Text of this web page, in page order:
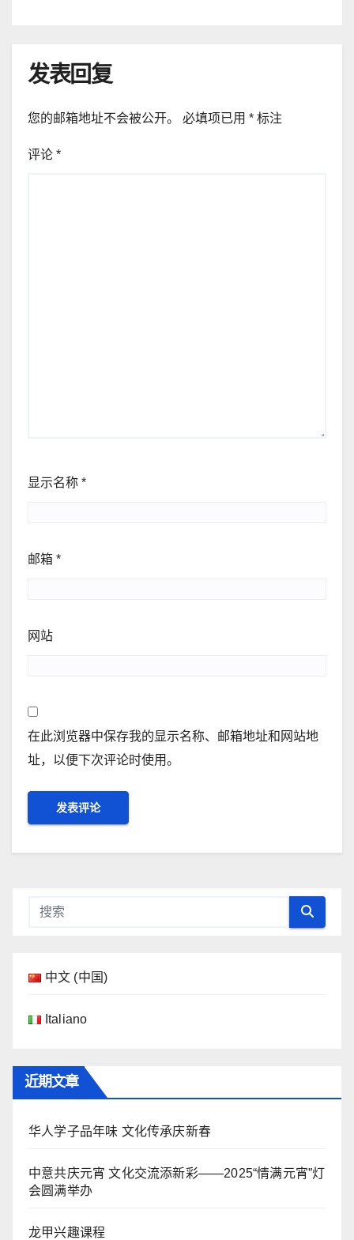
发表回复
您的邮箱地址不会被公开。 必填项已用 * 标注
评论 *
显示名称 *
邮箱 *
网站
在此浏览器中保存我的显示名称、邮箱地址和网站地
址，以便下次评论时使用。
中文 (中国)
Italiano
近期文章
华人学子品年味 文化传承庆新春
中意共庆元宵 文化交流添新彩——2025“情满元宵”灯
会圆满举办
龙甲兴趣课程